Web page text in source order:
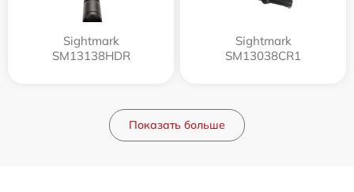
Sightmark
SM13138HDR
Sightmark
SM13038CR1
Показать больше